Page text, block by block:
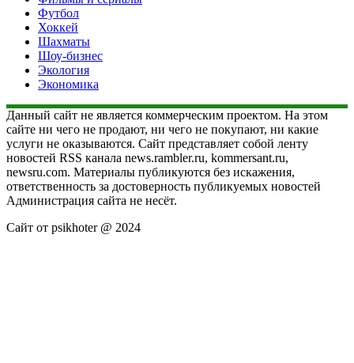
Футбол
Хоккей
Шахматы
Шоу-бизнес
Экология
Экономика
Данный сайт не является коммерческим проектом. На этом
сайте ни чего не продают, ни чего не покупают, ни какие
услуги не оказываются. Сайт представляет собой ленту
новостей RSS канала news.rambler.ru, kommersant.ru,
newsru.com. Материалы публикуются без искажения,
ответственность за достоверность публикуемых новостей
Администрация сайта не несёт.
Сайт от psikhoter @ 2024